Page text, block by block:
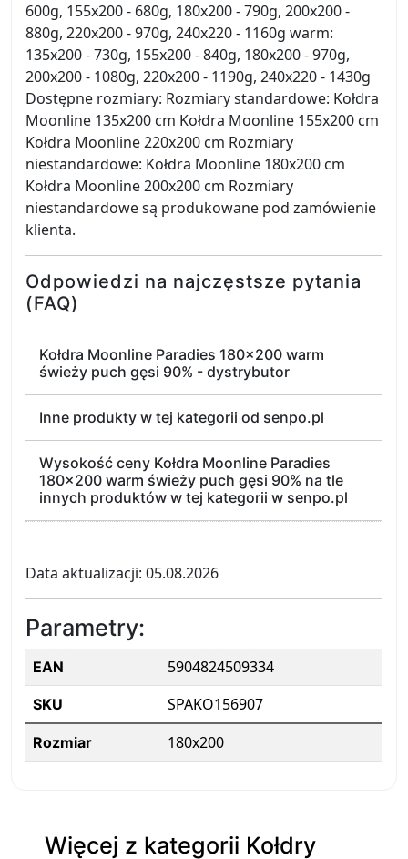
600g, 155x200 - 680g, 180x200 - 790g, 200x200 -
880g, 220x200 - 970g, 240x220 - 1160g warm:
135x200 - 730g, 155x200 - 840g, 180x200 - 970g,
200x200 - 1080g, 220x200 - 1190g, 240x220 - 1430g
Dostępne rozmiary: Rozmiary standardowe: Kołdra
Moonline 135x200 cm Kołdra Moonline 155x200 cm
Kołdra Moonline 220x200 cm Rozmiary
niestandardowe: Kołdra Moonline 180x200 cm
Kołdra Moonline 200x200 cm Rozmiary
niestandardowe są produkowane pod zamówienie
klienta.
Odpowiedzi na najczęstsze pytania
(FAQ)
Kołdra Moonline Paradies 180x200 warm
świeży puch gęsi 90% - dystrybutor
Inne produkty w tej kategorii od senpo.pl
Wysokość ceny Kołdra Moonline Paradies
180x200 warm świeży puch gęsi 90% na tle
innych produktów w tej kategorii w senpo.pl
Data aktualizacji: 05.08.2026
Parametry:
EAN 5904824509334
SKU SPAKO156907
Rozmiar 180x200
Więcej z kategorii Kołdry